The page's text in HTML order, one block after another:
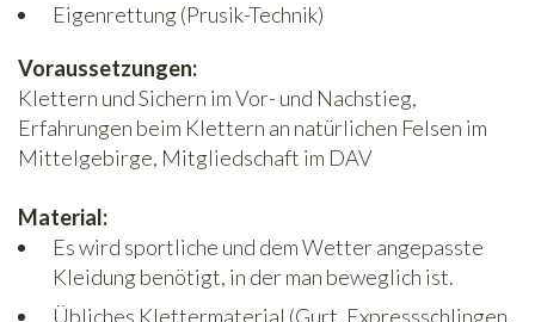
Eigenrettung (Prusik-Technik)
Voraussetzungen:
Klettern und Sichern im Vor- und Nachstieg,
Erfahrungen beim Klettern an natürlichen Felsen im
Mittelgebirge, Mitgliedschaft im DAV
Material:
Es wird sportliche und dem Wetter angepasste
Kleidung benötigt, in der man beweglich ist.
Übliches Klettermaterial (Gurt, Expressschlingen,